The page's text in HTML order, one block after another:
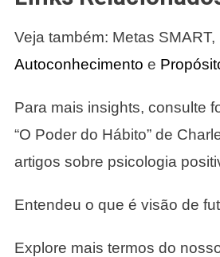
Veja também: Metas SMART,
Autoconhecimento e
Para mais insights, consulte
“O Poder do Hábito” de
artigos sobre psicologia
Entendeu o que é visão de
Explore mais termos do